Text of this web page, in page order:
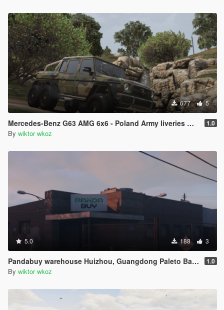
677 5
Mercedes-Benz G63 AMG 6x6 - Poland Army liveries WZ 93 1.0
By wiktor wkoz
5.0 188 3
Pandabuy warehouse Huizhou, Guangdong Paleto Bay Retexture 1.0
By wiktor wkoz